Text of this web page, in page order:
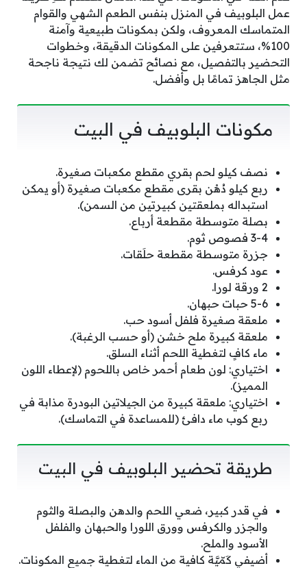
عمل البلوبيف في المنزل بنفس الطعم الشهي والقوام
المتماسك المعروف، ولكن بمكونات طبيعية وآمنة
100%، ستتعرفين على المكونات الدقيقة، وخطوات
التحضير بالتفصيل، مع نصائح تضمن لك نتيجة ناجحة
مثل الجاهز تمامًا بل وأفضل.
مكونات البلوبيف في البيت
نصف كيلو لحم بقري مقطع مكعبات صغيرة.
ربع كيلو دُهْن بقرى مقطع مكعبات صغيرة (أو يمكن
استبداله بملعقتين كبيرتين من السمن).
بصلة متوسطة مقطعة أرباع.
3-4 فصوص ثوم.
جزرة متوسطة مقطعة حلَقات.
عود كرفس.
2 ورقة لورا.
5-6 حبات حبهان.
ملعقة صغيرة فلفل أسود حب.
ملعقة كبيرة ملح خشن (أو حسب الرغبة).
ماء كافٍ لتغطية اللحم أثناء السلق.
اختياري: لون طعام أحمر خاص باللحوم (لإعطاء اللون
المميز).
اختياري: ملعقة كبيرة من الجيلاتين البودرة مذابة في
ربع كوب ماء دافئ (للمساعدة في التماسك).
طريقة تحضير البلوبيف في البيت
في قدر كبير، ضعي اللحم والدهن والبصلة والثوم
والجزر والكرفس وورق اللورا والحبهان والفلفل
الأسود والملح.
أضيفي كَمّيَّة كافية من الماء لتغطية جميع المكونات.